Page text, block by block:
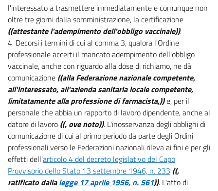
l'interessato a trasmettere immediatamente e comunque non
oltre tre giorni dalla somministrazione, la certificazione
((attestante l'adempimento dell'obbligo vaccinale)).
4. Decorsi i termini di cui al comma 3, qualora l'Ordine
professionale accerti il mancato adempimento dell'obbligo
vaccinale, anche con riguardo alla dose di richiamo, ne dà
comunicazione ((alla Federazione nazionale competente,
all'interessato, all'azienda sanitaria locale competente,
limitatamente alla professione di farmacista,))e, per il
personale che abbia un rapporto di lavoro dipendente, anche al
datore di lavoro ((, ove noto)). L'inosservanza degli obblighi di
comunicazione di cui al primo periodo da parte degli Ordini
professionali verso le Federazioni nazionali rileva ai fini e per gli
effetti dell'articolo 4 del decreto legislativo del Capo
Provvisorio dello Stato 13 settembre 1946, n. 233 ((,
ratificato dallalegge 17 aprile 1956, n. 561)). L'atto di